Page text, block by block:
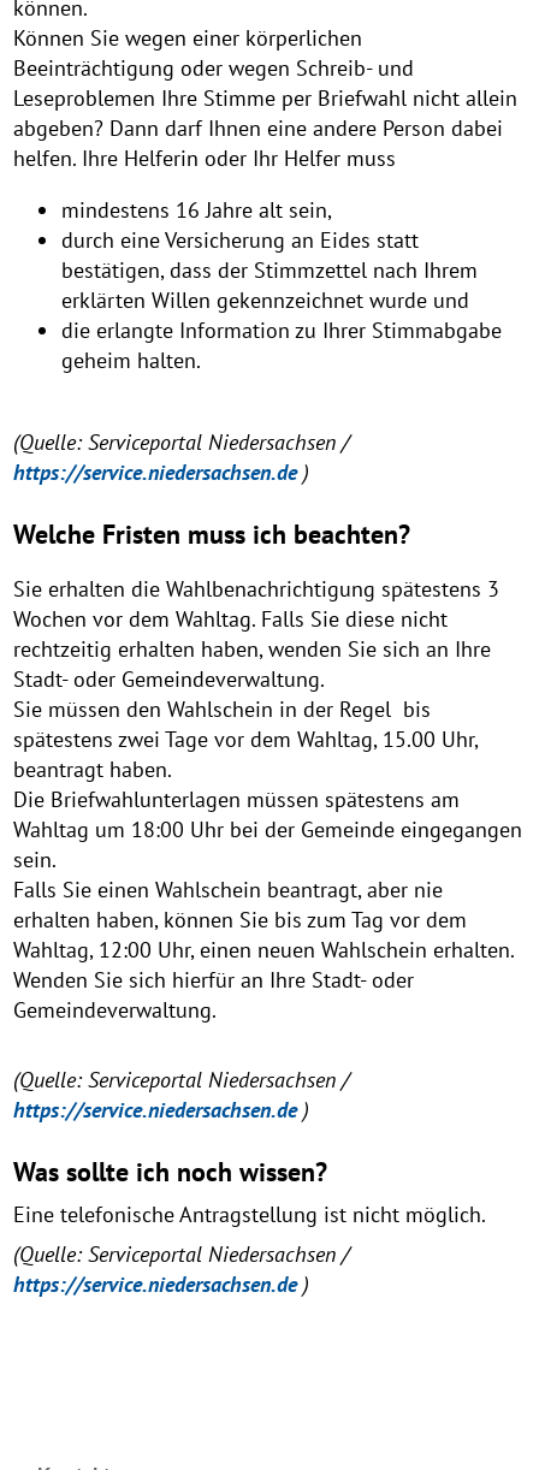
können.
Können Sie wegen einer körperlichen
Beeinträchtigung oder wegen Schreib- und
Leseproblemen Ihre Stimme per Briefwahl nicht allein
abgeben? Dann darf Ihnen eine andere Person dabei
helfen. Ihre Helferin oder Ihr Helfer muss
mindestens 16 Jahre alt sein,
durch eine Versicherung an Eides statt
bestätigen, dass der Stimmzettel nach Ihrem
erklärten Willen gekennzeichnet wurde und
die erlangte Information zu Ihrer Stimmabgabe
geheim halten.
(Quelle: Serviceportal Niedersachsen /
https://service.niedersachsen.de)
Welche Fristen muss ich beachten?
Sie erhalten die Wahlbenachrichtigung spätestens 3
Wochen vor dem Wahltag. Falls Sie diese nicht
rechtzeitig erhalten haben, wenden Sie sich an Ihre
Stadt- oder Gemeindeverwaltung.
Sie müssen den Wahlschein in der Regel bis
spätestens zwei Tage vor dem Wahltag, 15.00 Uhr,
beantragt haben.
Die Briefwahlunterlagen müssen spätestens am
Wahltag um 18:00 Uhr bei der Gemeinde eingegangen
sein.
Falls Sie einen Wahlschein beantragt, aber nie
erhalten haben, können Sie bis zum Tag vor dem
Wahltag, 12:00 Uhr, einen neuen Wahlschein erhalten.
Wenden Sie sich hierfür an Ihre Stadt- oder
Gemeindeverwaltung.
(Quelle: Serviceportal Niedersachsen /
https://service.niedersachsen.de)
Was sollte ich noch wissen?
Eine telefonische Antragstellung ist nicht möglich.
(Quelle: Serviceportal Niedersachsen /
https://service.niedersachsen.de)